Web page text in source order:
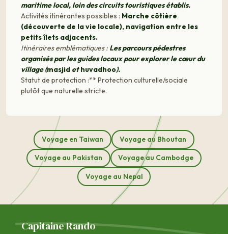
maritime local, loin des circuits touristiques établis.
Activités itinérantes possibles : Marche côtière
(découverte de la vie locale), navigation entre les
petits îlets adjacents.
Itinéraires emblématiques :Les parcours pédestres
organisés par les guides locaux pour explorer le cœur du
village (masjidethuvadhoo).
Statut de protection :** Protection culturelle/sociale
plutôt que naturelle stricte.
Voyage en Taiwan Voyage au Bhoutan
Voyage au Pakistan Voyage au Cambodge
Voyage au Nepal
Capitaine Rando